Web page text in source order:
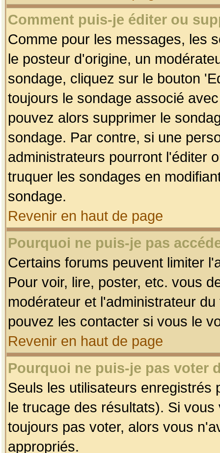
Comment puis-je éditer ou
Comme pour les messages, les
le posteur d'origine, un
sondage, cliquez sur le bouton
toujours le sondage associé
pouvez alors supprimer le
sondage. Par contre, si une
administrateurs pourront l'éditer
truquer les sondages en
sondage.
Revenir en haut de page
Pourquoi ne puis-je pas
Certains forums peuvent limiter
Pour voir, lire, poster, etc. vous
modérateur et l'administrateur
pouvez les contacter si vous le
Revenir en haut de page
Pourquoi ne puis-je pas voter
Seuls les utilisateurs enregistrés
le trucage des résultats). Si
toujours pas voter, alors vous
appropriés.